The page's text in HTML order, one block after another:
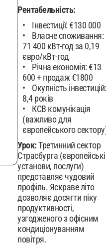
Рентабельність:
Інвестиції: €130 000
Власне споживання:
71 400 кВт-год за 0,19
євро/кВт-год
Річна економія: €13
600 + продаж €1800
Окупність інвестицій:
8,4 років
КСВ комунікація
(важливо для
європейського
Урок:Третинний сектор
Страсбурга (європейські
установи, послуги)
представляє чудовий
профіль. Яскраве літо
дозволяє досягти піку
продуктивності,
узгодженого з офісним
кондиціонуванням
повітря.